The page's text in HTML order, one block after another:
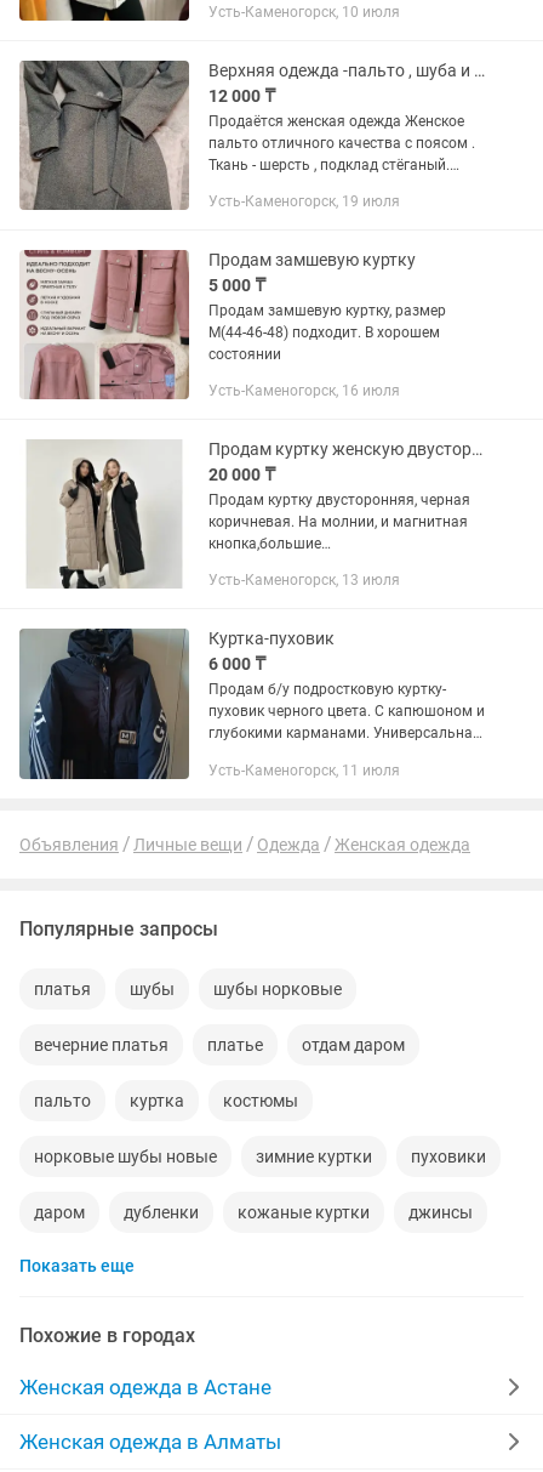
Усть-Каменогорск, 10 июля
Верхняя одежда -пальто , шуба и мн.др.
12 000 ₸
Продаётся женская одежда Женское
пальто отличного качества с поясом .
Ткань - шерсть , подклад стёганый.
Чуть приталенный крой выгодно
Усть-Каменогорск, 19 июля
Продам замшевую куртку
5 000 ₸
Продам замшевую куртку, размер
М(44-46-48) подходит. В хорошем
состоянии
Усть-Каменогорск, 16 июля
Продам куртку женскую двусторонняя, зима
20 000 ₸
Продам куртку двусторонняя, черная
коричневая. На молнии, и магнитная
кнопка,большие
удлиненная модель куртки,подходит до
Усть-Каменогорск, 13 июля
Куртка-пуховик
6 000 ₸
Продам б/у подростковую куртку-
пуховик черного цвета. С капюшоном и
глубокими карманами. Универсальная,
осень - теплая зима. Брали в магазине
Усть-Каменогорск, 11 июля
Объявления Личные вещи Одежда Женская одежда
Популярные запросы
платья шубы шубы норковые
вечерние платья платье отдам даром
пальто куртка костюмы
норковые шубы новые зимние куртки пуховики
даром дубленки кожаные куртки джинсы
шубы мутон
пальто женские халаты
брюки женская кардиган
Показать еще
Похожие в городах
Женская одежда в Астане
Женская одежда в Алматы